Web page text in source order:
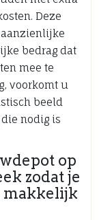
Deze
bedrag dat
mee te
voorkomt u
beeld
nodig is
op
zodat je
makkelijk